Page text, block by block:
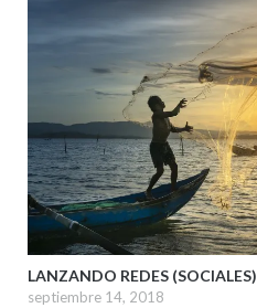
LANZANDO REDES (SOCIALES)
septiembre 14, 2018